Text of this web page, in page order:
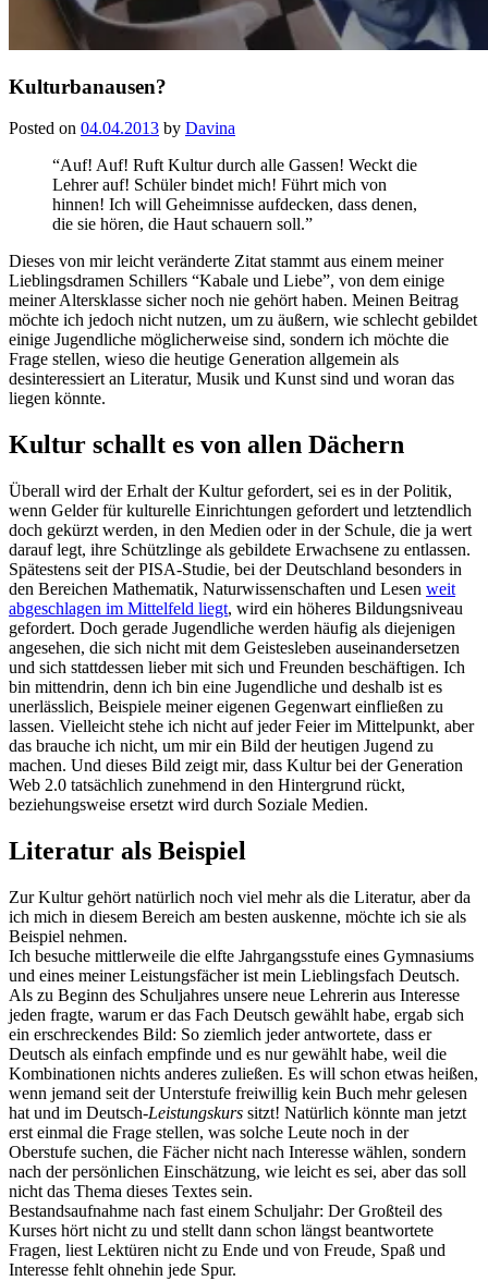
Kulturbanausen?
Posted on 04.04.2013 by Davina
“Auf! Auf! Ruft Kultur durch alle Gassen! Weckt die
Lehrer auf! Schüler bindet mich! Führt mich von
hinnen! Ich will Geheimnisse aufdecken, dass denen,
die sie hören, die Haut schauern soll.”
Dieses von mir leicht veränderte Zitat stammt aus einem meiner
Lieblingsdramen Schillers “Kabale und Liebe”, von dem einige
meiner Altersklasse sicher noch nie gehört haben. Meinen Beitrag
möchte ich jedoch nicht nutzen, um zu äußern, wie schlecht gebildet
einige Jugendliche möglicherweise sind, sondern ich möchte die
Frage stellen, wieso die heutige Generation allgemein als
desinteressiert an Literatur, Musik und Kunst sind und woran das
liegen könnte.
Kultur schallt es von allen Dächern
Überall wird der Erhalt der Kultur gefordert, sei es in der Politik,
wenn Gelder für kulturelle Einrichtungen gefordert und letztendlich
doch gekürzt werden, in den Medien oder in der Schule, die ja wert
darauf legt, ihre Schützlinge als gebildete Erwachsene zu entlassen.
Spätestens seit der PISA-Studie, bei der Deutschland besonders in
den Bereichen Mathematik, Naturwissenschaften und Lesen weit
abgeschlagen im Mittelfeld liegt, wird ein höheres Bildungsniveau
gefordert. Doch gerade Jugendliche werden häufig als diejenigen
angesehen, die sich nicht mit dem Geistesleben auseinandersetzen
und sich stattdessen lieber mit sich und Freunden beschäftigen. Ich
bin mittendrin, denn ich bin eine Jugendliche und deshalb ist es
unerlässlich, Beispiele meiner eigenen Gegenwart einfließen zu
lassen. Vielleicht stehe ich nicht auf jeder Feier im Mittelpunkt, aber
das brauche ich nicht, um mir ein Bild der heutigen Jugend zu
machen. Und dieses Bild zeigt mir, dass Kultur bei der Generation
Web 2.0 tatsächlich zunehmend in den Hintergrund rückt,
beziehungsweise ersetzt wird durch Soziale Medien.
Literatur als Beispiel
Zur Kultur gehört natürlich noch viel mehr als die Literatur, aber da
ich mich in diesem Bereich am besten auskenne, möchte ich sie als
Beispiel nehmen.
Ich besuche mittlerweile die elfte Jahrgangsstufe eines Gymnasiums
und eines meiner Leistungsfächer ist mein Lieblingsfach Deutsch.
Als zu Beginn des Schuljahres unsere neue Lehrerin aus Interesse
jeden fragte, warum er das Fach Deutsch gewählt habe, ergab sich
ein erschreckendes Bild: So ziemlich jeder antwortete, dass er
Deutsch als einfach empfinde und es nur gewählt habe, weil die
Kombinationen nichts anderes zuließen. Es will schon etwas heißen,
wenn jemand seit der Unterstufe freiwillig kein Buch mehr gelesen
hat und im Deutsch-Leistungskurs sitzt! Natürlich könnte man jetzt
erst einmal die Frage stellen, was solche Leute noch in der
Oberstufe suchen, die Fächer nicht nach Interesse wählen, sondern
nach der persönlichen Einschätzung, wie leicht es sei, aber das soll
nicht das Thema dieses Textes sein.
Bestandsaufnahme nach fast einem Schuljahr: Der Großteil des
Kurses hört nicht zu und stellt dann schon längst beantwortete
Fragen, liest Lektüren nicht zu Ende und von Freude, Spaß und
Interesse fehlt ohnehin jede Spur.